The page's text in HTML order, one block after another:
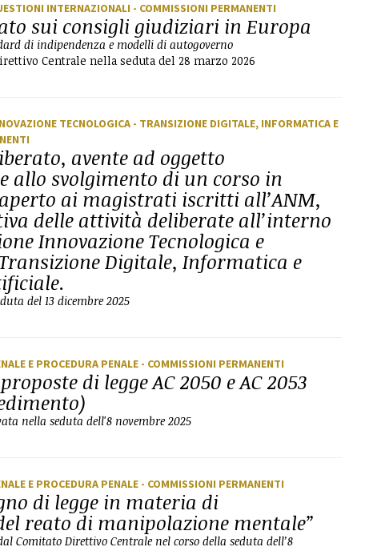
INTERNAZIONALI - COMMISSIONI PERMANENTI
sui consigli giudiziari in Europa
di indipendenza e modelli di autogoverno
Centrale nella seduta del 28 marzo 2026
TECNOLOGICA - TRANSIZIONE DIGITALE, INFORMATICA E
avente ad oggetto
allo svolgimento di un corso in
ai magistrati iscritti all’ANM,
delle attività deliberate all’interno
Innovazione Tecnologica e
Digitale, Informatica e
del 13 dicembre 2025
E PROCEDURA PENALE - COMMISSIONI PERMANENTI
di legge AC 2050 e AC 2053
nella seduta dell'8 novembre 2025
E PROCEDURA PENALE - COMMISSIONI PERMANENTI
di legge in materia di
reato di manipolazione mentale”
Comitato Direttivo Centrale nel corso della seduta dell’8